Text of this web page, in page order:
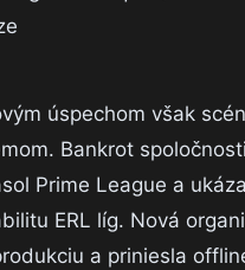
úspechom však
Bankrot spoločnosti
Prime League a
ERL líg. Nová
a priniesla